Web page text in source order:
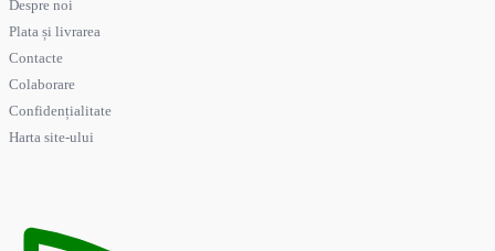
Despre noi
Plata și livrarea
Contacte
Colaborare
Confidențialitate
Harta site-ului